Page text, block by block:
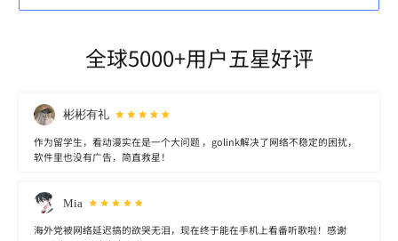
全球5000+用户五星好评
彬彬有礼
作为留学生，看动漫实在是一个大问题 ，golink解决了网络不稳定的困扰，
软件里也没有广告，简直救星！
Mia
海外党被网络延迟搞的欲哭无泪，现在终于能在手机上看番听歌啦！感谢